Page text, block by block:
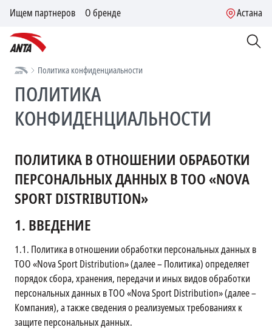
Ищем партнеров О бренде Астана
Политика конфиденциальности
ПОЛИТИКА
КОНФИДЕНЦИАЛЬНОСТИ
ПОЛИТИКА В ОТНОШЕНИИ ОБРАБОТКИ
ПЕРСОНАЛЬНЫХ ДАННЫХ В ТОО «NOVA
SPORT DISTRIBUTION»
1. ВВЕДЕНИЕ
1.1. Политика в отношении обработки персональных данных в
ТОО «Nova Sport Distribution» (далее – Политика) определяет
порядок сбора, хранения, передачи и иных видов обработки
персональных данных в ТОО «Nova Sport Distribution» (далее –
Компания), а также сведения о реализуемых требованиях к
защите персональных данных.